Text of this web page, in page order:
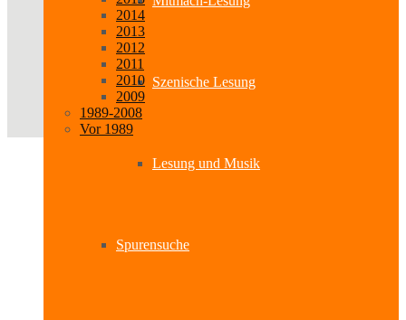
Szenische Lesung
Lesung und Musik
Spurensuche
2014
2013
2012
2011
2010
2009
1989-2008
Vor 1989